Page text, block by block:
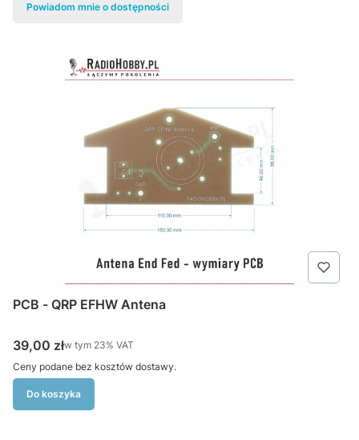
Powiadom mnie o dostępności
PCB - QRP EFHW Antena
Cena brutto
39,00 złw tym %s VAT
w tym 23% VAT
Ceny podane bez kosztów dostawy.
Do koszyka